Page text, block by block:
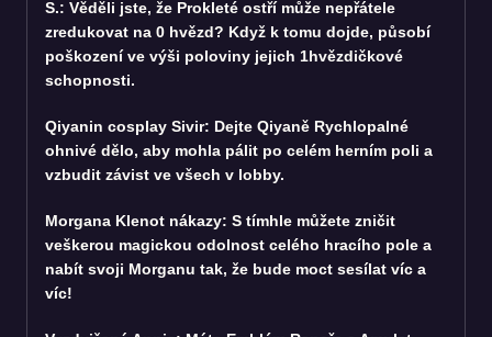
S.: Věděli jste, že Prokleté ostří může nepřátele
zredukovat na 0 hvězd? Když k tomu dojde, působí
poškození ve výši poloviny jejich 1hvězdičkové
schopnosti.
Qiyanin cosplay Sivir: Dejte Qiyaně Rychlopalné
ohnivé dělo, aby mohla pálit po celém herním poli a
vzbudit závist ve všech v lobby.
Morgana Klenot nákazy: S tímhle můžete zničit
veškerou magickou odolnost celého hracího pole a
nabít svoji Morganu tak, že bude moct sesílat víc a
víc!